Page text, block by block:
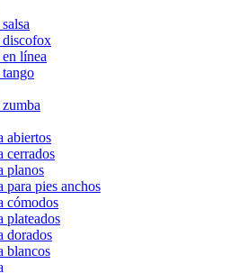
discofox
línea
tango
abiertos
cerrados
planos
para pies anchos
cómodos
plateados
dorados
blancos